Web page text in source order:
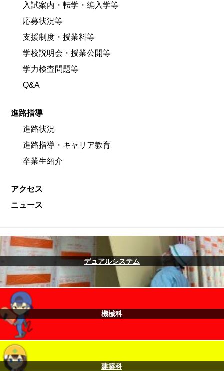
入試案内・転学・編入学等
応募状況等
支援制度・授業料等
学校説明会・授業公開等
学力検査問題等
Q&A
進路指導
進路状況
進路指導・キャリア教育
卒業生紹介
アクセス
ニュース
デュアルシステム
機械科
建築科